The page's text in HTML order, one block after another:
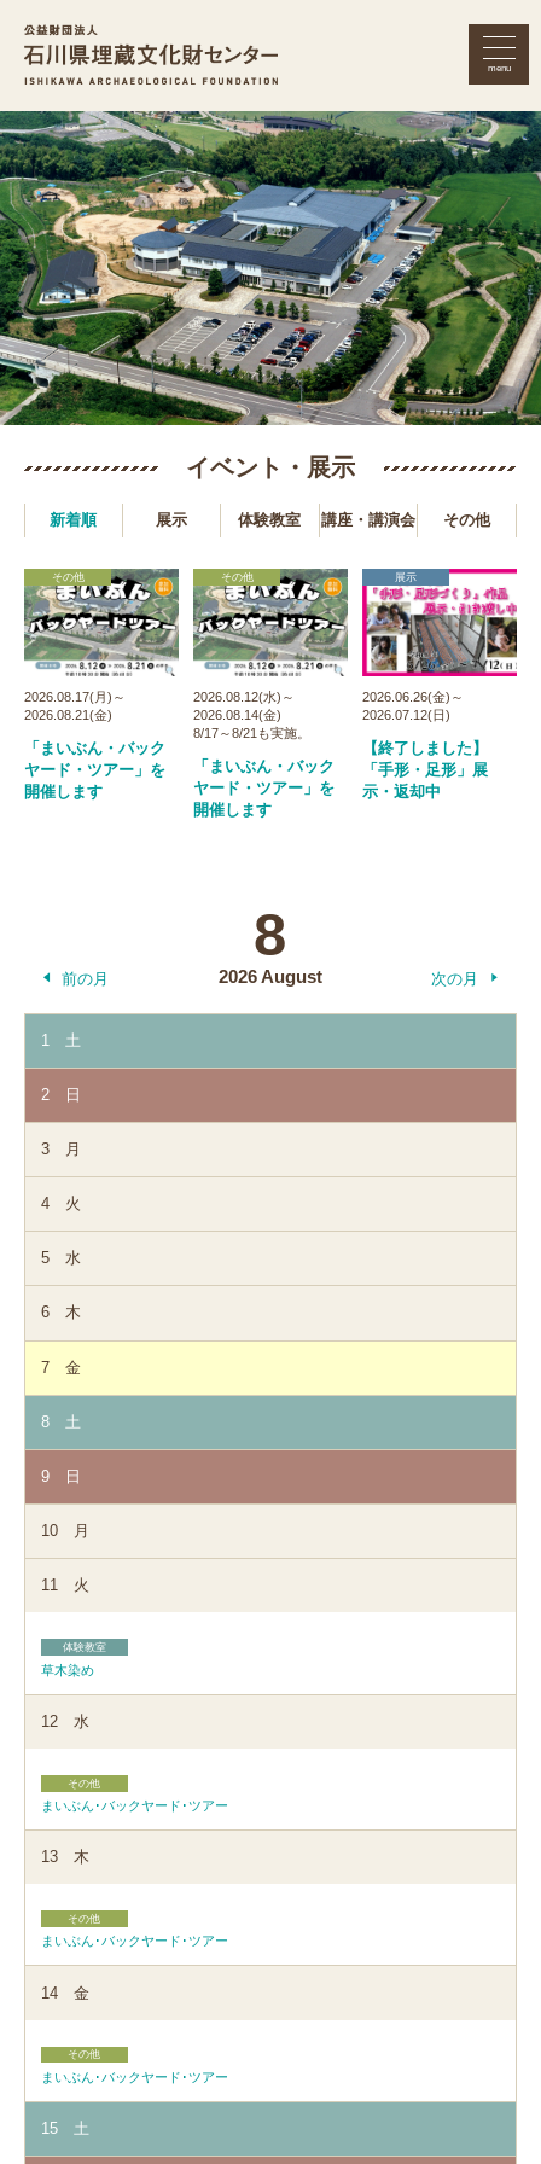
menu
イベント・展示
新着順 展示 体験教室 講座・ 講演会 その他
その他
2026.08.17(月)～
2026.08.21(金)
「まいぶん・バック
ヤード・ツアー」を
開催します
その他
2026.08.12(水)～
2026.08.14(金)
8/17～8/21も実施。
「まいぶん・バック
ヤード・ツアー」を
開催します
展示
2026.06.26(金)～
2026.07.12(日)
【終了しました】
「手形・足形」展
示・返却中
前の月
8
2026 August 次の月
1 土
2 日
3 月
4 火
5 水
6 木
7 金
8 土
9 日
10 月
11 火
体験教室
草木染め
12 水
その他
まいぶん･バックヤード･ツアー
13 木
その他
まいぶん･バックヤード･ツアー
14 金
その他
まいぶん･バックヤード･ツアー
15 土